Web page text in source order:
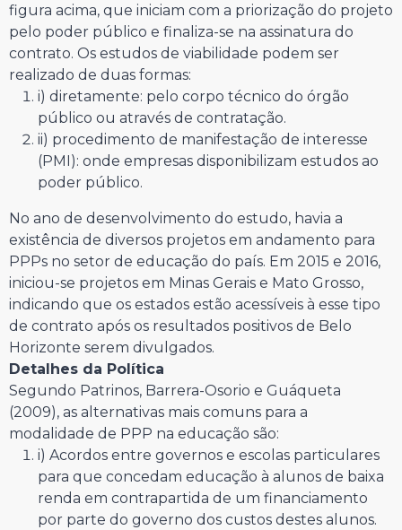
figura acima, que iniciam com a priorização do projeto
pelo poder público e finaliza-se na assinatura do
contrato. Os estudos de viabilidade podem ser
realizado de duas formas:
i) diretamente: pelo corpo técnico do órgão
público ou através de contratação.
ii) procedimento de manifestação de interesse
(PMI): onde empresas disponibilizam estudos ao
poder público.
No ano de desenvolvimento do estudo, havia a
existência de diversos projetos em andamento para
PPPs no setor de educação do país. Em 2015 e 2016,
iniciou-se projetos em Minas Gerais e Mato Grosso,
indicando que os estados estão acessíveis à esse tipo
de contrato após os resultados positivos de Belo
Horizonte serem divulgados.
Detalhes da Política
Segundo Patrinos, Barrera-Osorio e Guáqueta
(2009), as alternativas mais comuns para a
modalidade de PPP na educação são:
i) Acordos entre governos e escolas particulares
para que concedam educação à alunos de baixa
renda em contrapartida de um financiamento
por parte do governo dos custos destes alunos.